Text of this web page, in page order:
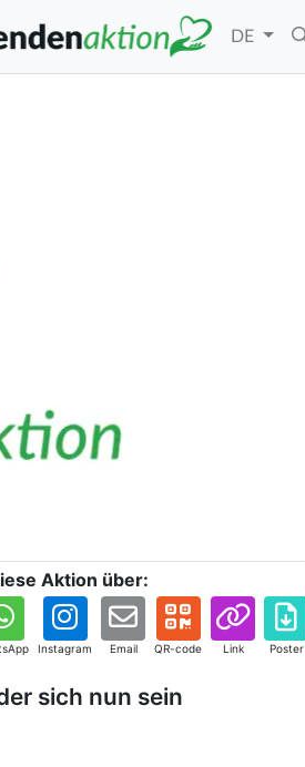
DE
Aktion über:
Instagram Email QR-code Link Poster
sich nun sein